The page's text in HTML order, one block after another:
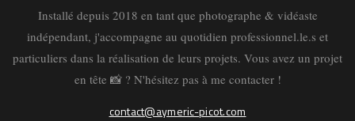
Installé depuis 2018 en tant que photographe & vidéaste
indépendant, j'accompagne au quotidien professionnel.le.s et
particuliers dans la réalisation de leurs projets. Vous avez un projet
en tête 📸 ? N'hésitez pas à me contacter !
contact@aymeric-picot.com